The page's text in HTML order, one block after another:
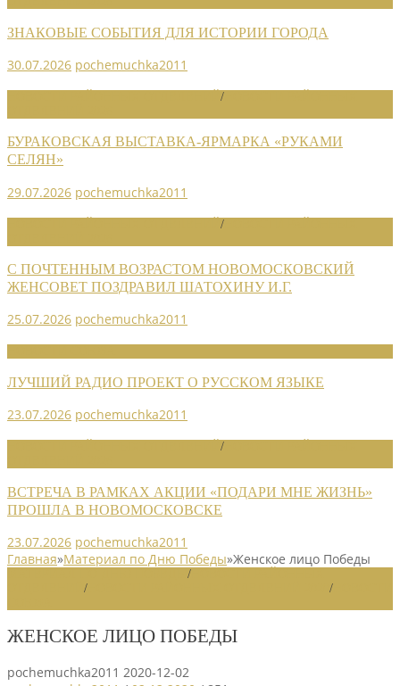
ЗНАКОВЫЕ СОБЫТИЯ ДЛЯ ИСТОРИИ ГОРОДА
30.07.2026 pochemuchka2011
/
БУРАКОВСКАЯ ВЫСТАВКА-ЯРМАРКА «РУКАМИ
СЕЛЯН»
29.07.2026 pochemuchka2011
/
С ПОЧТЕННЫМ ВОЗРАСТОМ НОВОМОСКОВСКИЙ
ЖЕНСОВЕТ ПОЗДРАВИЛ ШАТОХИНУ И.Г.
25.07.2026 pochemuchka2011
ЛУЧШИЙ РАДИО ПРОЕКТ О РУССКОМ ЯЗЫКЕ
23.07.2026 pochemuchka2011
/
ВСТРЕЧА В РАМКАХ АКЦИИ «ПОДАРИ МНЕ ЖИЗНЬ»
ПРОШЛА В НОВОМОСКОВСКЕ
23.07.2026 pochemuchka2011
Главная»Материал по Дню Победы»Женское лицо Победы
/
/ /
ЖЕНСКОЕ ЛИЦО ПОБЕДЫ
pochemuchka2011 2020-12-02